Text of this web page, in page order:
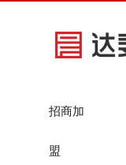
招商加
盟